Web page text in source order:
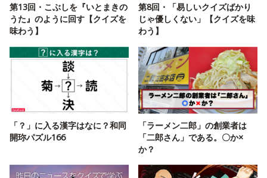
第13回・こぶしを『いとまきの
うた』のように回す【クイズを
味わう】
第8回・「易しいクイズばかり
じゃ優しくない」【クイズを味
わう】
「？」に入る漢字はなに？和同
開珎パズル166
「ラーメン二郎」の創業者は
「二郎さん」である。〇か×
か？